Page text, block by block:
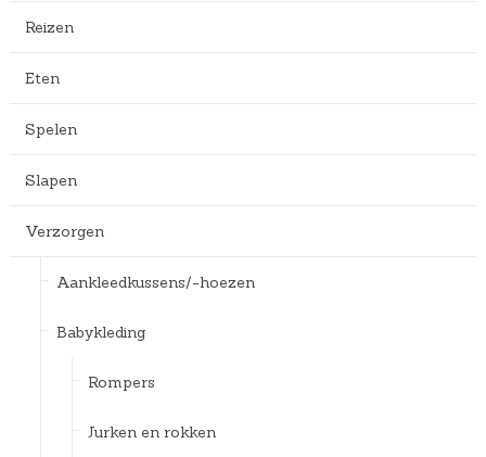
Reizen
Eten
Spelen
Slapen
Verzorgen
Aankleedkussens/-hoezen
Babykleding
Rompers
Jurken en rokken